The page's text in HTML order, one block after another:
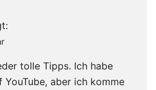
tolle Tipps. Ich habe
YouTube, aber ich komme